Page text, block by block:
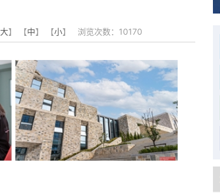
大】 【中】 【小】 浏览次数： 10170